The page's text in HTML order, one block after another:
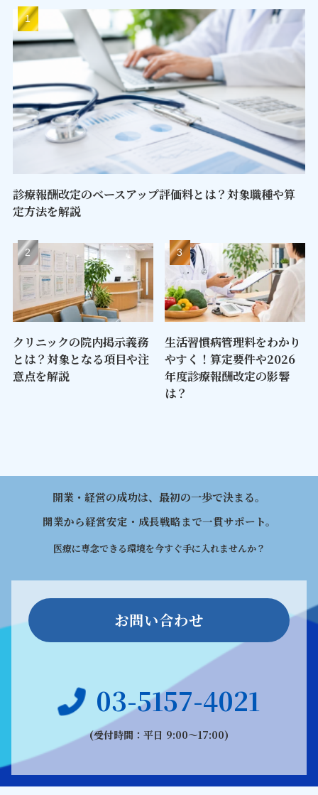
診療報酬改定のベースアップ評価料とは？対象職種や算
定方法を解説
クリニックの院内掲示義務
とは？対象となる項目や注
意点を解説
生活習慣病管理料をわかり
やすく！算定要件や2026
年度診療報酬改定の影響
は？
開業・経営の成功は、最初の一歩で決まる。
開業から経営安定・成長戦略まで一貫サポート。
医療に専念できる環境を今すぐ手に入れませんか？
お問い合わせ
03-5157-4021
(受付時間：平日 9:00〜17:00)